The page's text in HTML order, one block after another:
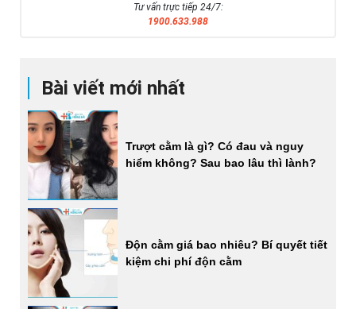
Bài viết mới nhất
Trượt cằm là gì? Có đau và nguy
hiểm không? Sau bao lâu thì lành?
Độn cằm giá bao nhiêu? Bí quyết tiết
kiệm chi phí độn cằm
Tư vấn trực tiếp 24/7:
1900.633.988